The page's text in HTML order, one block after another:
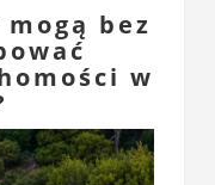
bez
w